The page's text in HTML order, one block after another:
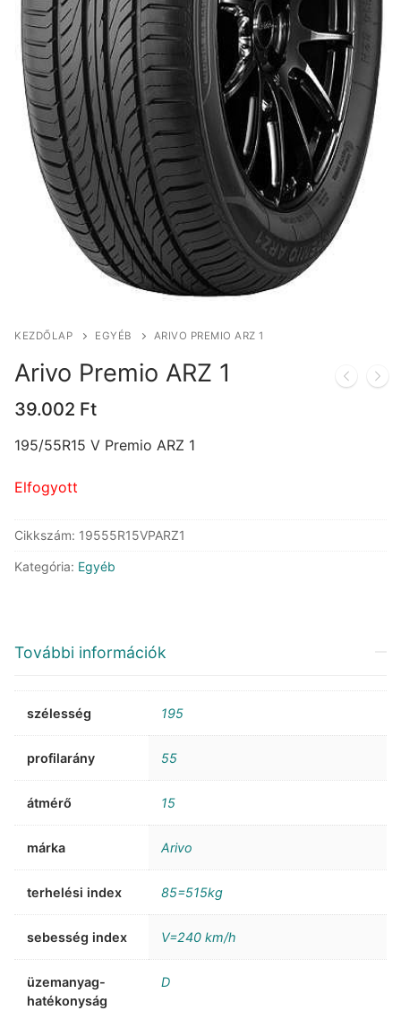
KEZDŐLAP EGYÉB ARIVO PREMIO ARZ 1
Arivo Premio ARZ 1
39.002 Ft
195/55R15 V Premio ARZ 1
Elfogyott
Cikkszám: 19555R15VPARZ1
Kategória: Egyéb
További információk
szélesség 195
profilarány 55
átmérő 15
márka Arivo
terhelési index 85=515kg
sebesség index V=240 km/h
üzemanyag-
hatékonyság
D